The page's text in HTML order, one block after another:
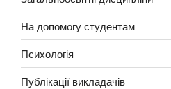
На допомогу студентам
Психологія
Публікації викладачів